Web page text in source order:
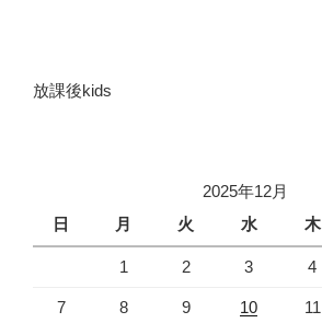
放課後kids
2025年12月
日
月 火 水 木
1 2 3 4
7 8 9 10 11